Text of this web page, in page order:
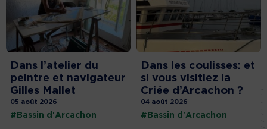
Dans l’atelier du
peintre et navigateur
Gilles Mallet
05 août 2026
#Bassin d'Arcachon
Dans les coulisses: et
si vous visitiez la
Criée d’Arcachon ?
04 août 2026
#Bassin d'Arcachon